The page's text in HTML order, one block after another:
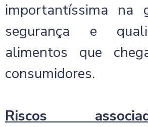
importantíssima na
segurança e
alimentos que
consumidores.
Riscos a